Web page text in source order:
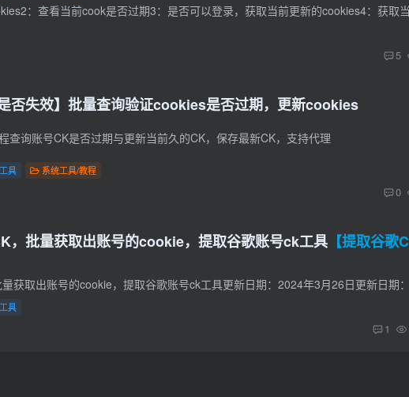
5
否失效】批量查询验证cookies是否过期，更新cookies
查询账号CK是否过期与更新当前久的CK，保存最新CK，支持代理
具 系统工具/教程
0
，批量获取出账号的cookie，提取谷歌账号ck工具 【提取谷歌
具
1